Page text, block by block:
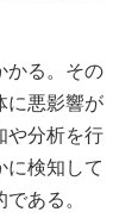
かる。その
に悪影響が
や分析を行
に検知して
ある。